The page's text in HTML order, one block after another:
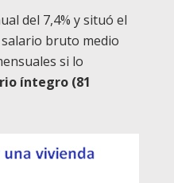
del 7,4% y situó el
bruto medio
si lo
íntegro (81